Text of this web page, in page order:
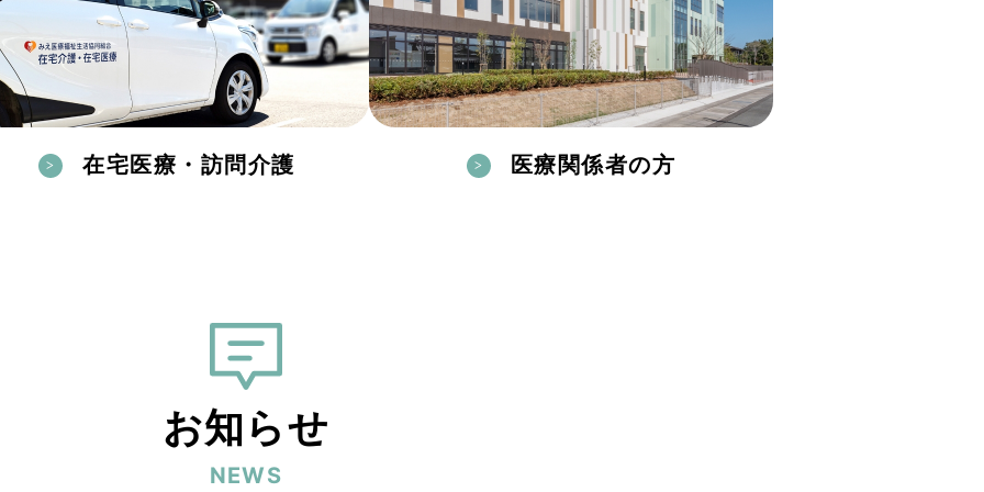
在宅医療・訪問介護 医療関係者の方
お知らせ
NEWS